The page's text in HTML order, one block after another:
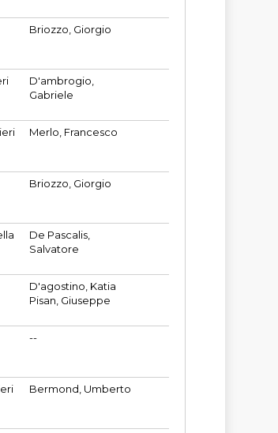
Briozzo, Giorgio
D'ambrogio,
Gabriele
Merlo, Francesco
Briozzo, Giorgio
De Pascalis,
Salvatore
D'agostino, Katia
Pisan, Giuseppe
--
Bermond, Umberto